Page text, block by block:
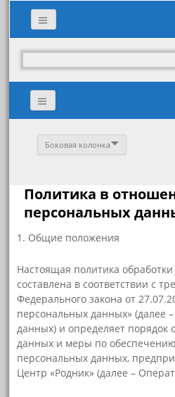
Боковая колонка
Политика в
персональных
1. Общие положения
Настоящая политика
составлена в соответствии с
Федерального закона от
персональных данных» (далее
данных) и определяет порядок
данных и меры по
персональных данных,
Центр «Родник» (далее –